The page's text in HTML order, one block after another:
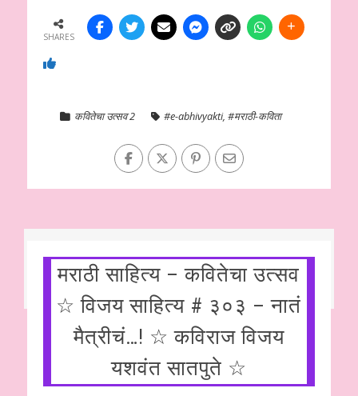
SHARES
कवितेचा उत्सव 2 #e-abhivyakti,#मराठी-कविता
मराठी साहित्य – कवितेचा उत्सव
☆ विजय साहित्य # ३०३ – नातं
मैत्रीचं…! ☆ कविराज विजय
यशवंत सातपुते ☆